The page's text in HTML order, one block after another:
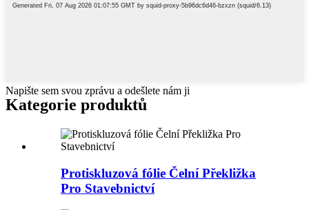
Napište sem svou zprávu a odešlete nám ji
Kategorie produktů
Protiskluzová fólie Čelní Překližka
Pro Stavebnictví